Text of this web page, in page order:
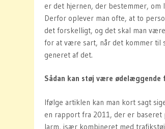
er det hjernen, der bestemmer,
Derfor oplever man ofte, at to
det forskelligt, og det skal man
for at være sart, når det kommer til
generet af det.
Sådan kan støj være ødelæggende
Ifølge artiklen kan man kort sagt
en rapport fra 2011, der er baseret
larm, især kombineret med